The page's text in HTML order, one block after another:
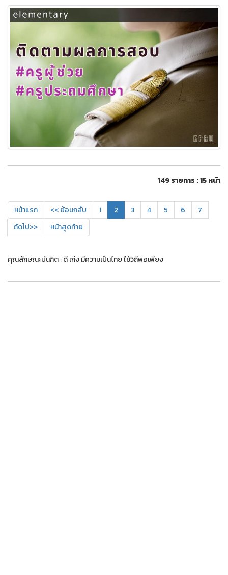
149 รายการ : 15 หน้า
หน้าแรก << ย้อนกลับ 1 2 3 4 5 6
7
ถัดไป>>
หน้าสุดท้าย
คุณลักษณะบันฑิต : ดี เก่ง มีความเป็นไทย ใช้วิถีพอเพียง